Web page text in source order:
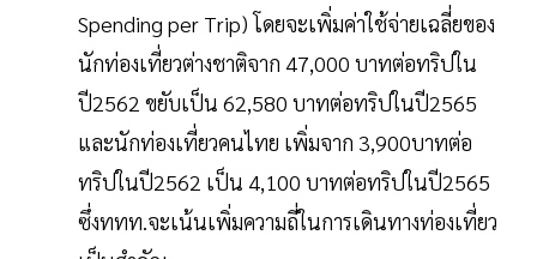
Spending per Trip) โดยจะเพิ่มค่าใช้จ่ายเฉลี่ยของ
นักท่องเที่ยวต่างชาติจาก 47,000 บาทต่อทริปใน
ปี2562 ขยับเป็น 62,580 บาทต่อทริปในปี2565
และนักท่องเที่ยวคนไทย เพิ่มจาก 3,900บาทต่อ
ทริปในปี2562 เป็น 4,100 บาทต่อทริปในปี2565
ซึ่งททท.จะเน้นเพิ่มความถี่ในการเดินทางท่องเที่ยว